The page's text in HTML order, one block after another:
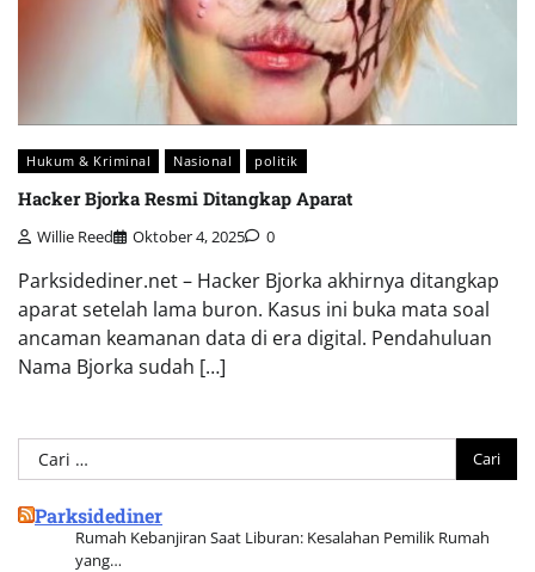
Hukum & Kriminal Nasional politik
Hacker Bjorka Resmi Ditangkap Aparat
Willie Reed Oktober 4, 2025 0
Parksidediner.net – Hacker Bjorka akhirnya ditangkap
aparat setelah lama buron. Kasus ini buka mata soal
ancaman keamanan data di era digital. Pendahuluan
Nama Bjorka sudah […]
Cari
untuk:
Parksidediner
Rumah Kebanjiran Saat Liburan: Kesalahan Pemilik Rumah
yang…